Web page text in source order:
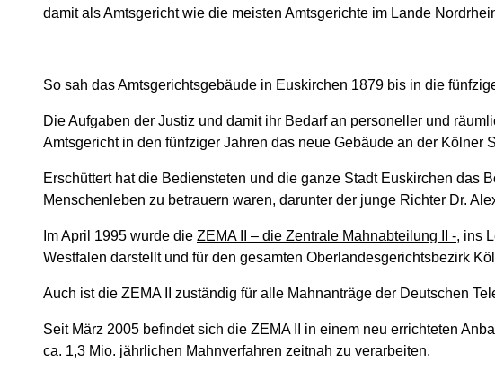
damit als Amtsgericht wie die meisten Amtsgerichte im Lande
So sah das Amtsgerichtsgebäude in Euskirchen 1879 bis in die
Die Aufgaben der Justiz und damit ihr Bedarf an personeller und
Amtsgericht in den fünfziger Jahren das neue Gebäude an der
Erschüttert hat die Bediensteten und die ganze Stadt Euskirchen das
Menschenleben zu betrauern waren, darunter der junge Richter Dr.
Im April 1995 wurde die ZEMA II – die Zentrale Mahnabteilung II -, ins
Westfalen darstellt und für den gesamten Oberlandesgerichtsbezirk
Auch ist die ZEMA II zuständig für alle Mahnanträge der Deutschen
Seit März 2005 befindet sich die ZEMA II in einem neu errichteten
ca. 1,3 Mio. jährlichen Mahnverfahren zeitnah zu verarbeiten.